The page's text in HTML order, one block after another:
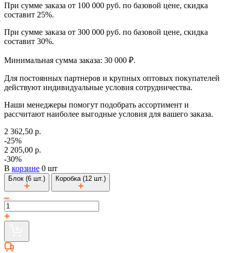
При сумме заказа от 100 000 руб. по базовой цене, скидка
составит 25%.
При сумме заказа от 300 000 руб. по базовой цене, скидка
составит 30%.
Минимальная сумма заказа: 30 000 ₽.
Для постоянных партнеров и крупных оптовых покупателей
действуют индивидуальные условия сотрудничества.
Наши менеджеры помогут подобрать ассортимент и
рассчитают наиболее выгодные условия для вашего заказа.
2 362,50 р.
-25%
2 205,00 р.
-30%
В корзине 0 шт
Блок (6 шт.) Коробка (12 шт.)